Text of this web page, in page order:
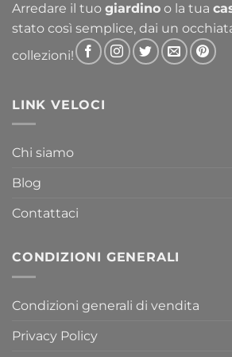
Arredare il tuo giardino o la tua
stato così semplice, dai un
collezioni!
LINK VELOCI
Chi siamo
Blog
Contattaci
CONDIZIONI GENERALI
Condizioni generali di vendita
Privacy Policy